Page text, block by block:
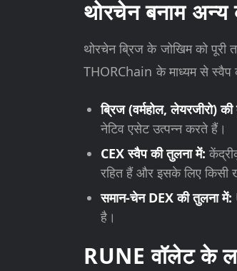
थोरचेन बनाम
थोरचेन ब्रिज के जोखिम को
THORChain के माध्यम से स्वैप
ब्रिज (वर्महोल, लेयरजीरो)
नेटिव एसेट उत्पन्न करते हैं।
CEX स्वैप की तुलना में:
रहित हैं और इसके लिए किसी
समान-चेन DEX की तुलना में:
है।
RUNE वॉलेट के